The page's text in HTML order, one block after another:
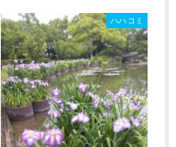
ハハコミ